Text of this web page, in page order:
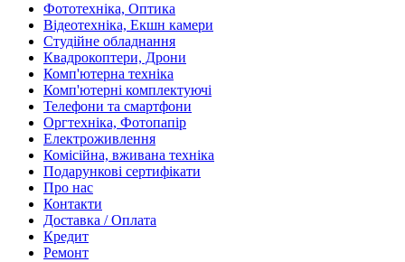
Фототехніка, Оптика
Відеотехніка, Екшн камери
Студійне обладнання
Квадрокоптери, Дрони
Комп'ютерна техніка
Комп'ютерні комплектуючі
Телефони та смартфони
Оргтехніка, Фотопапір
Електроживлення
Комісійна, вживана техніка
Подарункові сертифікати
Про нас
Контакти
Доставка / Оплата
Кредит
Ремонт